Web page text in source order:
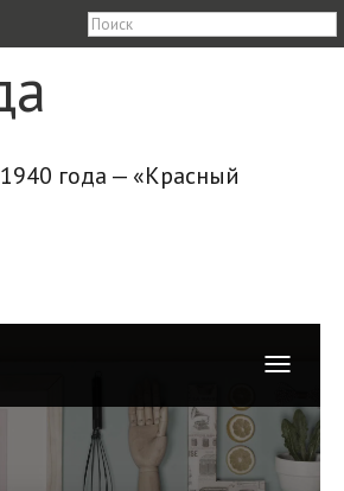
года — «Красный